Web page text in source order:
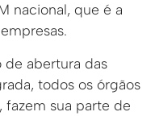
nacional, que é a
de abertura das
todos os órgãos
sua parte de